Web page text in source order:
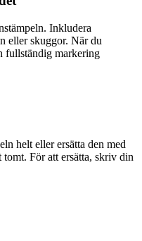
Inkludera
eller skuggor. När du
fullständig markering
helt eller ersätta den med
För att ersätta, skriv din